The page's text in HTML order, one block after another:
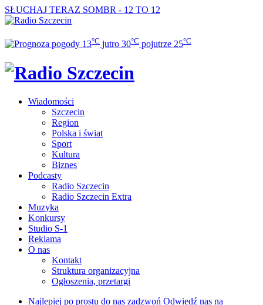
SŁUCHAJ TERAZ SOMBR - 12 TO 12
13°C jutro 30°C pojutrze 25°C
Wiadomości
Szczecin
Region
Polska i świat
Sport
Kultura
Biznes
Podcasty
Radio Szczecin
Radio Szczecin Extra
Muzyka
Konkursy
Studio S-1
Reklama
O nas
Kontakt
Struktura organizacyjna
Ogłoszenia, przetargi
Najlepiej po prostu do nas zadzwoń Odwiedź nas na